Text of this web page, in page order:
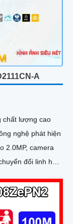
A
chất lượng cao
nghệ phát hiện
2.0MP, camera
đổi linh hoạt